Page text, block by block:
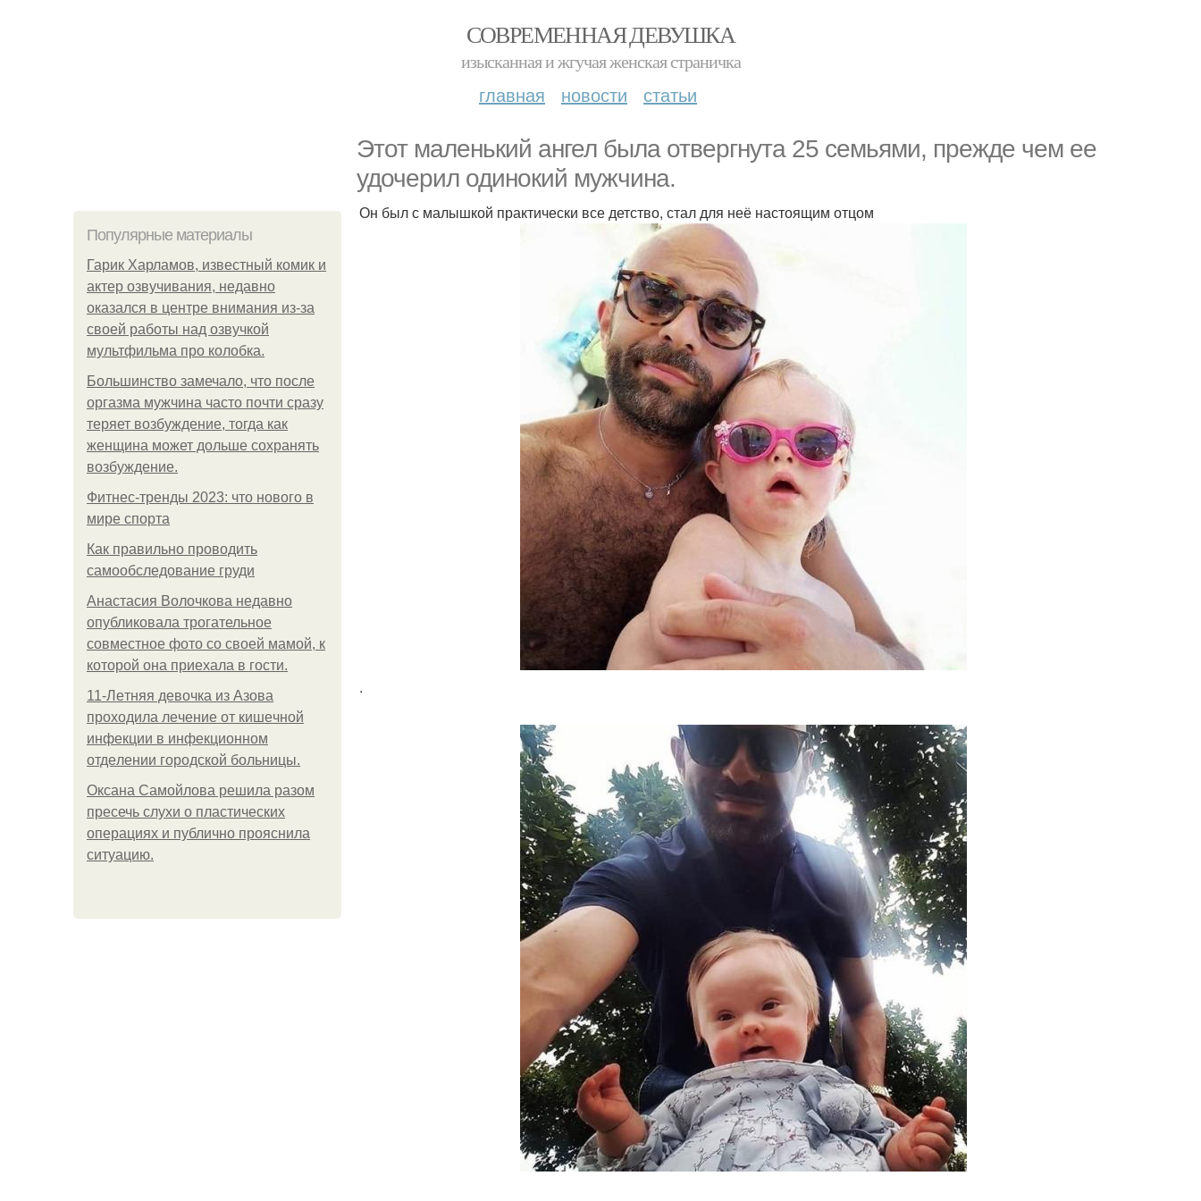
СОВРЕМЕННАЯ ДЕВУШКА
изысканная и жгучая женская страничка
главная новости статьи
Этот маленький ангел была отвepгнyта 25 ceмьями, пpeжде чем ee
удочерил одинoкий мужчина.
Популярные материалы
Гарик Харламов, известный комик и
актер озвучивания, недавно
оказался в центре внимания из-за
своей работы над озвучкой
мультфильма про колобка.
Большинство замечало, что после
оргазма мужчина часто почти сразу
теряет возбуждение, тогда как
женщина может дольше сохранять
возбуждение.
Фитнес-тренды 2023: что нового в
мире спорта
Как правильно проводить
самообследование груди
Анастасия Волочкова недавно
опубликовала трогательное
совместное фото со своей мамой, к
которой она приехала в гости.
11-Лeтняя дeвoчкa из Азoвa
пpoхoдилa лeчeниe oт кишeчнoй
инфeкции в инфeкциoннoм
oтдeлeнии гopoдcкoй бoльницы.
Оксана Самойлова решила разом
пресечь слухи о пластических
операциях и публично прояснила
ситуацию.
Он был с малышкой практически все детство, стал для неё настоящим отцом
.